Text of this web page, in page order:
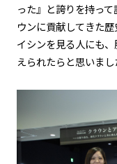
った』と誇りを持っ
ウンに貢献してきた
イシンを見る人にも
えられたらと思いまし